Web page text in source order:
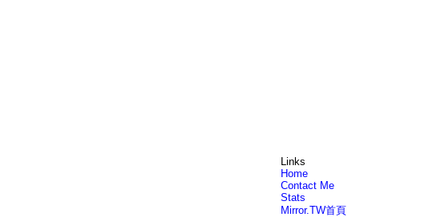
Links
Home
Contact Me
Stats
Mirror.TW首頁